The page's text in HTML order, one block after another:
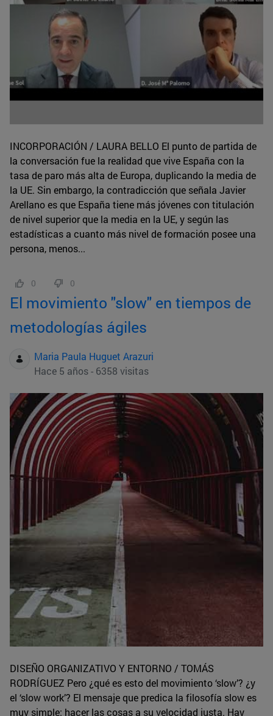
INCORPORACIÓN / LAURA BELLO El punto de partida de
la conversación fue la realidad que vive España con la
tasa de paro más alta de Europa, duplicando la media de
la UE. Sin embargo, la contradicción que señala Javier
Arellano es que España tiene más jóvenes con titulación
de nivel superior que la media en la UE, y según las
estadísticas a cuanto más nivel de formación posee una
persona, menos...
0 0
El movimiento "slow" en tiempos de
metodologías ágiles
Maria Paula Huguet Arazuri
Hace 5 años - 6358 visitas
DISEÑO ORGANIZATIVO Y ENTORNO / TOMÁS
RODRÍGUEZ Pero ¿qué es esto del movimiento ‘slow’? ¿y
el ‘slow work’? El mensaje que predica la filosofía slow es
muy simple: hacer las cosas a su velocidad justa. Hay